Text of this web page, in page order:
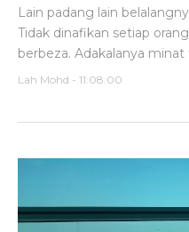
Lain padang lain
Tidak dinafikan setiap
berbeza. Adakalanya minat
Lah Mohd - 11:08:00